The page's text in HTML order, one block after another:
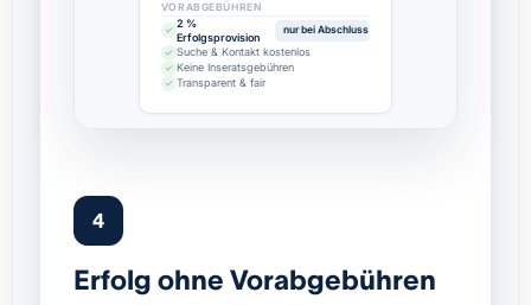
VORABGEBÜHREN
2 %
Erfolgsprovision
nur bei Abschluss
Suche & Kontakt kostenlos
Keine Inseratsgebühren
Transparent & fair
4
Erfolg ohne Vorabgebühren